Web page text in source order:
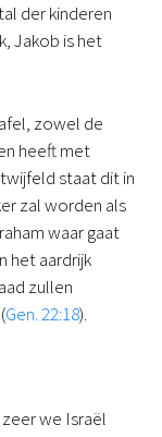
der kinderen
Jakob is het
zowel de
heeft met
staat dit in
zal worden als
waar gaat
het aardrijk
zullen
Gen. 22:18).
we Israël